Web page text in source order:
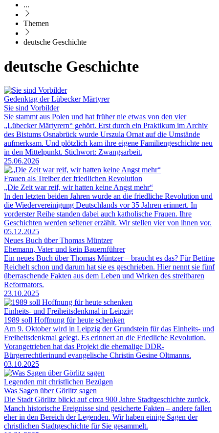
...
Themen
deutsche Geschichte
deutsche Geschichte
Gedenktag der Lübecker Märtyrer
Sie sind Vorbilder
Sie stammt aus Polen und hat früher nie etwas von den vier
„Lübecker Märtyrern“ gehört. Erst durch ein Praktikum im Archiv
des Bistums Osnabrück wurde Urszula Ornat auf die Umstände
aufmerksam. Und plötzlich kam ihre eigene Familiengeschichte neu
in den Mittelpunkt. Stichwort: Zwangsarbeit.
25.06.2026
Frauen als Treiber der friedlichen Revolution
„Die Zeit war reif, wir hatten keine Angst mehr“
In den letzten beiden Jahren wurde an die friedliche Revolution und
die Wiedervereinigung Deutschlands vor 35 Jahren erinnert. In
vorderster Reihe standen dabei auch katholische Frauen. Ihre
Geschichten werden seltener erzählt. Wir stellen vier von ihnen vor.
05.12.2025
Neues Buch über Thomas Müntzer
Ehemann, Vater und kein Bauernführer
Ein neues Buch über Thomas Müntzer – braucht es das? Für Bettine
Reichelt schon und darum hat sie es geschrieben. Hier nennt sie fünf
überraschende Fakten aus dem Leben und Wirken des streitbaren
Reformators.
23.10.2025
Einheits- und Freiheitsdenkmal in Leipzig
1989 soll Hoffnung für heute schenken
Am 9. Oktober wird in Leipzig der Grundstein für das Einheits- und
Freiheitsdenkmal gelegt. Es erinnert an die Friedliche Revolution.
Vorangetrieben hat das Projekt die ehemalige DDR-
Bürgerrechtlerinund evangelische Christin Gesine Oltmanns.
03.10.2025
Legenden mit christlichen Bezügen
Was Sagen über Görlitz sagen
Die Stadt Görlitz blickt auf circa 900 Jahre Stadtgeschichte zurück.
Manch historische Ereignisse sind gesicherte Fakten – andere fallen
eher in den Bereich der Legenden. Wir haben einige Sagen der
christlichen Stadtgeschichte für Sie gesammelt.